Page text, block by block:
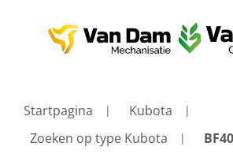
Startpagina
Kubota
Zoeken op type Kubota